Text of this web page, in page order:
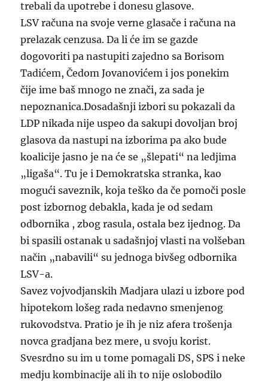
trebali da upotrebe i donesu glasove.
LSV računa na svoje verne glasače i računa na
prelazak cenzusa. Da li će im se gazde
dogovoriti pa nastupiti zajedno sa Borisom
Tadićem, Čedom Jovanovićem i jos ponekim
čije ime baš mnogo ne znači, za sada je
nepoznanica.Dosadašnji izbori su pokazali da
LDP nikada nije uspeo da sakupi dovoljan broj
glasova da nastupi na izborima pa ako bude
koalicije jasno je na će se „šlepati“ na ledjima
„ligaša“. Tu je i Demokratska stranka, kao
mogući saveznik, koja teško da če pomoči posle
post izbornog debakla, kada je od sedam
odbornika , zbog rasula, ostala bez ijednog. Da
bi spasili ostanak u sadašnjoj vlasti na volšeban
način „nabavili“ su jednoga bivšeg odbornika
LSV-a.
Savez vojvodjanskih Madjara ulazi u izbore pod
hipotekom lošeg rada nedavno smenjenog
rukovodstva. Pratio je ih je niz afera trošenja
novca gradjana bez mere, u svoju korist.
Svesrdno su im u tome pomagali DS, SPS i neke
medju kombinacije ali ih to nije oslobodilo